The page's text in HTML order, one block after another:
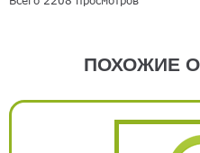
ПОХОЖИЕ